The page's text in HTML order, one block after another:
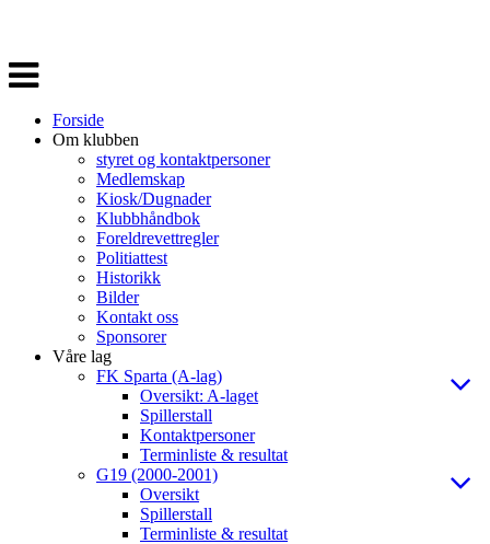
Veksle
navigasjon
Forside
Om klubben
styret og kontaktpersoner
Medlemskap
Kiosk/Dugnader
Klubbhåndbok
Foreldrevettregler
Politiattest
Historikk
Bilder
Kontakt oss
Sponsorer
Våre lag
FK Sparta (A-lag)
Oversikt: A-laget
Spillerstall
Kontaktpersoner
Terminliste & resultat
G19 (2000-2001)
Oversikt
Spillerstall
Terminliste & resultat